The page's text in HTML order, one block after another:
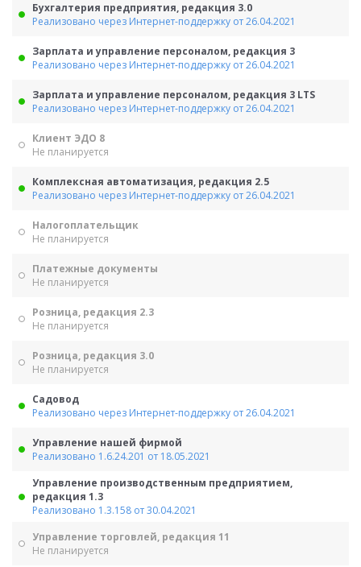
Бухгалтерия предприятия, редакция 3.0
Реализовано через Интернет-поддержку от 26.04.2021
Зарплата и управление персоналом, редакция 3
Реализовано через Интернет-поддержку от 26.04.2021
Зарплата и управление персоналом, редакция 3 LTS
Реализовано через Интернет-поддержку от 26.04.2021
Клиент ЭДО 8
Не планируется
Комплексная автоматизация, редакция 2.5
Реализовано через Интернет-поддержку от 26.04.2021
Налогоплательщик
Не планируется
Платежные документы
Не планируется
Розница, редакция 2.3
Не планируется
Розница, редакция 3.0
Не планируется
Садовод
Реализовано через Интернет-поддержку от 26.04.2021
Управление нашей фирмой
Реализовано 1.6.24.201 от 18.05.2021
Управление производственным предприятием,
редакция 1.3
Реализовано 1.3.158 от 30.04.2021
Управление торговлей, редакция 11
Не планируется